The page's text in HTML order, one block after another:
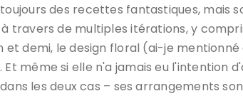
des recettes fantastiques, mais
travers de multiples itérations, y
et demi, le design floral (ai-je
même si elle n'a jamais eu l'intention
les deux cas – ses arrangements